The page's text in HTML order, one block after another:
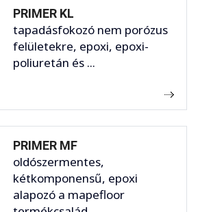
PRIMER KL
tapadásfokozó nem porózus
felületekre, epoxi, epoxi-
poliuretán és ...
PRIMER MF
oldószermentes,
kétkomponensű, epoxi
alapozó a mapefloor